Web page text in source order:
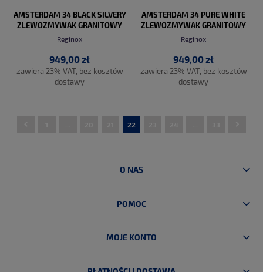
AMSTERDAM 34 BLACK SILVERY
ZLEWOZMYWAK GRANITOWY
Reginox
949,00 zł
zawiera 23% VAT, bez kosztów
dostawy
AMSTERDAM 34 PURE WHITE
ZLEWOZMYWAK GRANITOWY
Reginox
949,00 zł
zawiera 23% VAT, bez kosztów
dostawy
22
O NAS
POMOC
MOJE KONTO